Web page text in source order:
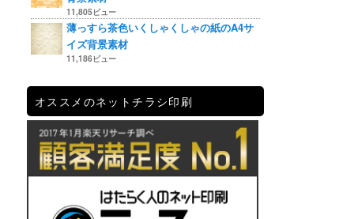
11,805ビュー
薄っすら茶色いくしゃくしゃの紙のA4サ
イズ背景素材
11,186ビュー
オススメのネットチラシ印刷